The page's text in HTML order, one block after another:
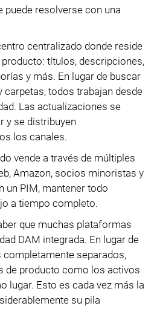
puede resolverse con una
centralizado donde reside
títulos, descripciones,
y más. En lugar de buscar
todos trabajan desde
Las actualizaciones se
y se distribuyen
los canales.
vende a través de múltiples
Amazon, socios minoristas y
un PIM, mantener todo
a tiempo completo.
que muchas plataformas
DAM integrada. En lugar de
separados,
de producto como los activos
lugar. Esto es cada vez más la
su pila